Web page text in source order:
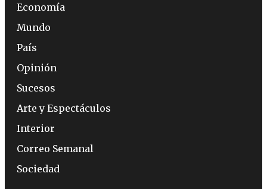
Economía
Mundo
País
Opinión
Sucesos
Arte y Espectáculos
Interior
Correo Semanal
Sociedad